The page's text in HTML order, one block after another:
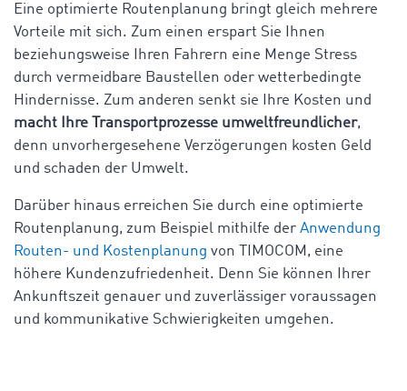
Eine optimierte Routenplanung bringt gleich mehrere
Vorteile mit sich. Zum einen erspart Sie Ihnen
beziehungsweise Ihren Fahrern eine Menge Stress
durch vermeidbare Baustellen oder wetterbedingte
Hindernisse. Zum anderen senkt sie Ihre Kosten und
macht Ihre Transportprozesse umweltfreundlicher,
denn unvorhergesehene Verzögerungen kosten Geld
und schaden der Umwelt.
Darüber hinaus erreichen Sie durch eine optimierte
Routenplanung, zum Beispiel mithilfe der Anwendung
Routen- und Kostenplanung von TIMOCOM, eine
höhere Kundenzufriedenheit. Denn Sie können Ihrer
Ankunftszeit genauer und zuverlässiger voraussagen
und kommunikative Schwierigkeiten umgehen.